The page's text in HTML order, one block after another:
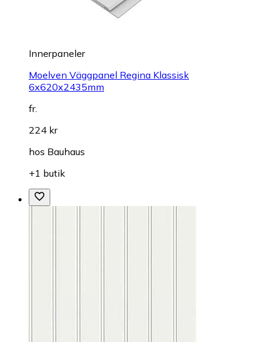
Innerpaneler
Moelven Väggpanel Regina Klassisk
6x620x2435mm
fr.
224 kr
hos Bauhaus
+1 butik